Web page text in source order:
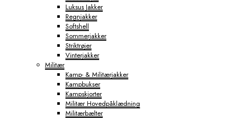
Luksus Jakker
Regnjakker
Softshell
Sommerjakker
Striktrøjer
Vinterjakker
Militær
Kamp- & Militærjakker
Kampbukser
Kampskjorter
Militær Hovedpåklædning
Militærbælter